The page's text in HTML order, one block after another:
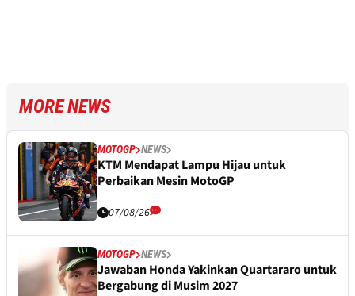
MORE NEWS
MOTOGP NEWS
KTM Mendapat Lampu Hijau untuk
Perbaikan Mesin MotoGP
07/08/26
MOTOGP NEWS
Jawaban Honda Yakinkan Quartararo untuk
Bergabung di Musim 2027